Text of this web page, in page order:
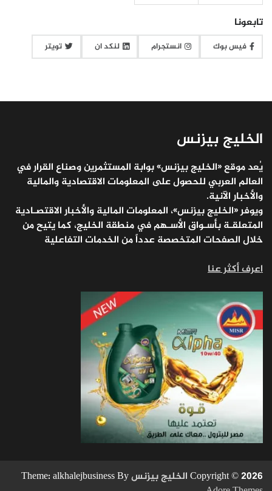
تابعونا
فيس بوك انستجرام لنكد ان تويتر
الخليج بيزنس
يُعد موقع «الخليج بيزنس» بوابة المستثمرين وصناع القرار في
العالم العربي للحصول على المعلومات الاقتصادية والمالية
والأخبار الآنية.
ويوفر «الخليج بيزنس»، المعلومات المالية والأخبار الاقتصـادية
المتعلقـة بأسـواق الأسـهم في منطقة الخليج، كما يتيح من
خلال الصفحات المتخصصة عدداً من الخدمات التفاعلية
اعرف أكثر عنا
Copyright © 2026 الخليج بيزنسTheme: alkhalejbusiness By